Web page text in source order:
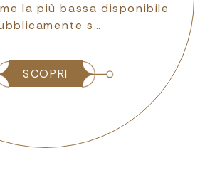
la più bassa disponibile
s…
SCOPRI